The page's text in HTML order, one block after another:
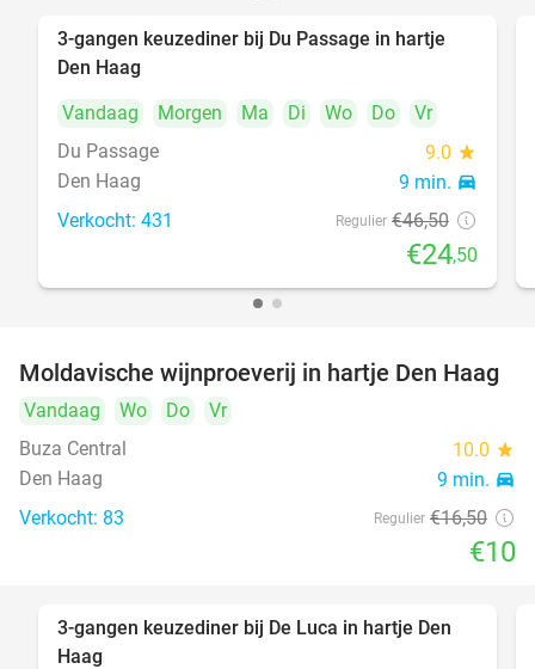
47%
3-gangen keuzediner bij Du Passage in hartje
Den Haag
Vandaag
Morgen Ma Di Wo Do
Vr
Du Passage
9.0 star
Den Haag 9 min. directions_car
Verkocht: 431 Regulier €46,50
€24,50
39%
Moldavische wijnproeverij in hartje Den Haag
Vandaag Wo Do
Vr
Buza Central
10.0 star
Den Haag 9 min. directions_car
Verkocht: 83 Regulier €16,50
€10
47%
3-gangen keuzediner bij De Luca in hartje Den
Haag